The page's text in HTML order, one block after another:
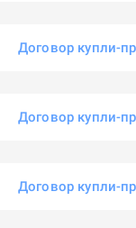
Договор купли-
Договор купли-
Договор купли-